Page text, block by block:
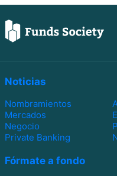
Noticias
Nombramientos
Mercados
Negocio
Private Banking
Fórmate a fondo